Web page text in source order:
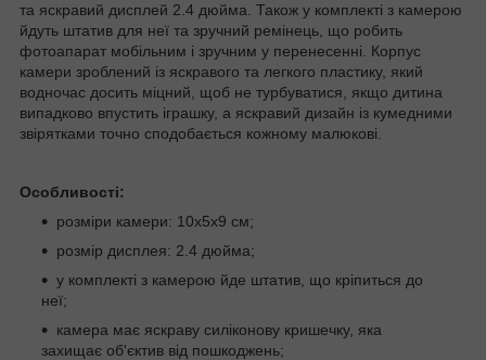
та яскравий дисплей 2.4 дюйма. Також у комплекті з камерою
йдуть штатив для неї та зручний ремінець, що робить
фотоапарат мобільним і зручним у перенесенні. Корпус
камери зроблений із яскравого та легкого пластику, який
водночас досить міцний, щоб не турбуватися, якщо дитина
випадково впустить іграшку, а яскравий дизайн із кумедними
звірятками точно сподобається кожному малюкові.
Особливості:
розміри камери: 10х5х9 см;
розмір дисплея: 2.4 дюйма;
у комплекті з камерою йде штатив, що кріпиться до
неї;
камера має яскраву силіконову кришечку, яка
захищає об'єктив від пошкоджень;